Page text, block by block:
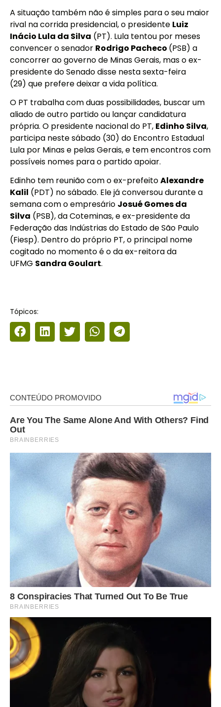
A situação também não é simples para o seu maior
rival na corrida presidencial, o presidente Luiz
Inácio Lula da Silva (PT). Lula tentou por meses
convencer o senador Rodrigo Pacheco (PSB) a
concorrer ao governo de Minas Gerais, mas o ex-
presidente do Senado disse nesta sexta-feira
(29) que prefere deixar a vida política.
O PT trabalha com duas possibilidades, buscar um
aliado de outro partido ou lançar candidatura
própria. O presidente nacional do PT, Edinho Silva,
participa neste sábado (30) do Encontro Estadual
Lula por Minas e pelas Gerais, e tem encontros com
possíveis nomes para o partido apoiar.
Edinho tem reunião com o ex-prefeitoAlexandre
Kalil (PDT) no sábado. Ele já conversou durante a
semana com o empresário Josué Gomes da
Silva (PSB), da Coteminas, e ex-presidente da
Federação das Indústrias do Estado de São Paulo
(Fiesp). Dentro do próprio PT, o principal nome
cogitado no momento é o da ex-reitora da
UFMG Sandra Goulart.
Tópicos: